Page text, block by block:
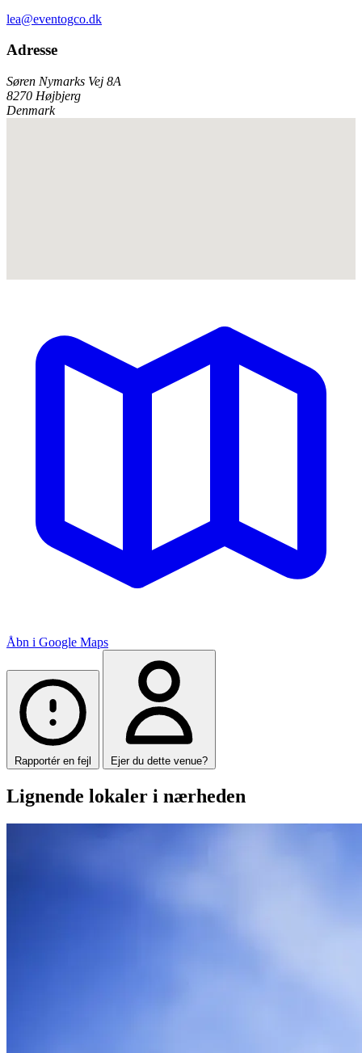
lea@eventogco.dk
Adresse
Søren Nymarks Vej 8A
8270 Højbjerg
Denmark
Åbn i Google Maps
Rapportér en fejl Ejer du dette venue?
Lignende lokaler i nærheden